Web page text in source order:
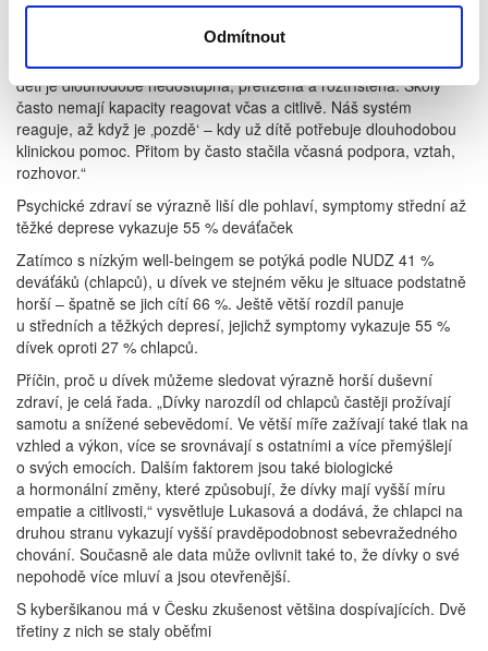
Odmítnout
rovněž kvůli nedostatku personálu. Jak vysvětluje Magdalena
Černá z Centra Locika: „Psychologická a terapeutická péče pro
děti je dlouhodobě nedostupná, přetížená a roztříštěná. Školy
často nemají kapacity reagovat včas a citlivě. Náš systém
reaguje, až když je ‚pozdě‘ – kdy už dítě potřebuje dlouhodobou
klinickou pomoc. Přitom by často stačila včasná podpora, vztah,
rozhovor.“
Psychické zdraví se výrazně liší dle pohlaví, symptomy střední až
těžké deprese vykazuje 55 % deváťaček
Zatímco s nízkým well-beingem se potýká podle NUDZ 41 %
deváťáků (chlapců), u dívek ve stejném věku je situace podstatně
horší – špatně se jich cítí 66 %. Ještě větší rozdíl panuje
u středních a těžkých depresí, jejichž symptomy vykazuje 55 %
dívek oproti 27 % chlapců.
Příčin, proč u dívek můžeme sledovat výrazně horší duševní
zdraví, je celá řada. „Dívky narozdíl od chlapců častěji prožívají
samotu a snížené sebevědomí. Ve větší míře zažívají také tlak na
vzhled a výkon, více se srovnávají s ostatními a více přemýšlejí
o svých emocích. Dalším faktorem jsou také biologické
a hormonální změny, které způsobují, že dívky mají vyšší míru
empatie a citlivosti,“ vysvětluje Lukasová a dodává, že chlapci na
druhou stranu vykazují vyšší pravděpodobnost sebevražedného
chování. Současně ale data může ovlivnit také to, že dívky o své
nepohodě více mluví a jsou otevřenější.
S kyberšikanou má v Česku zkušenost většina dospívajících. Dvě
třetiny z nich se staly oběťmi